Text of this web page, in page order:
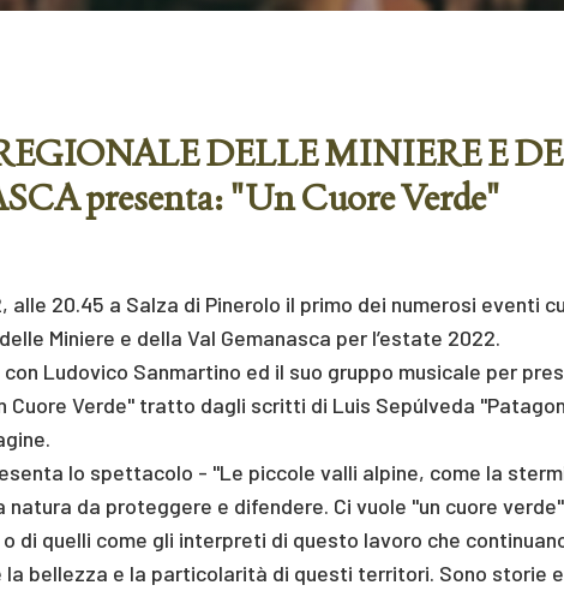
DELLE MINIERE E
presenta: "Un Cuore Verde"
alle 20.45 a Salza di Pinerolo il primo dei numerosi eventi
Miniere e della Val Gemanasca per l’estate 2022.
Ludovico Sanmartino ed il suo gruppo musicale per
Cuore Verde" tratto dagli scritti di Luis Sepúlveda
lo spettacolo - "Le piccole valli alpine, come la
da proteggere e difendere. Ci vuole "un cuore
di quelli come gli interpreti di questo lavoro che
bellezza e la particolarità di questi territori. Sono storie